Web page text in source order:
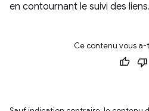
en contournant le suivi des liens.
Ce contenu vous